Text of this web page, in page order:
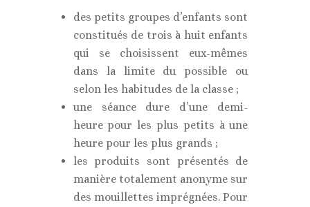
des petits groupes d’enfants sont
constitués de trois à huit enfants
qui se choisissent eux-mêmes
dans la limite du possible ou
selon les habitudes de la classe ;
une séance dure d’une demi-
heure pour les plus petits à une
heure pour les plus grands ;
les produits sont présentés de
manière totalement anonyme sur
des mouillettes imprégnées. Pour